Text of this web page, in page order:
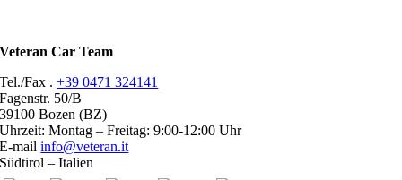
Veteran Car Team
Tel./Fax .+39 0471 324141
Fagenstr. 50/B
39100 Bozen (BZ)
Uhrzeit: Montag – Freitag: 9:00-12:00 Uhr
E-mailinfo@veteran.it
Südtirol – Italien